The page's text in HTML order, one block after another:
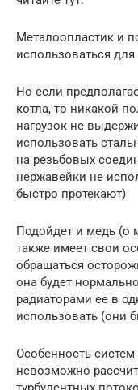
Металоопластик и
использоваться
Но если
котла, то никакой
нагрузок не
использовать
на резьбовых
нержавейки не
быстро протекают)
Подойдет и медь (о
также имеет свои
обращаться
она будет
радиаторами ее в
использовать (они
Особенность
невозможно